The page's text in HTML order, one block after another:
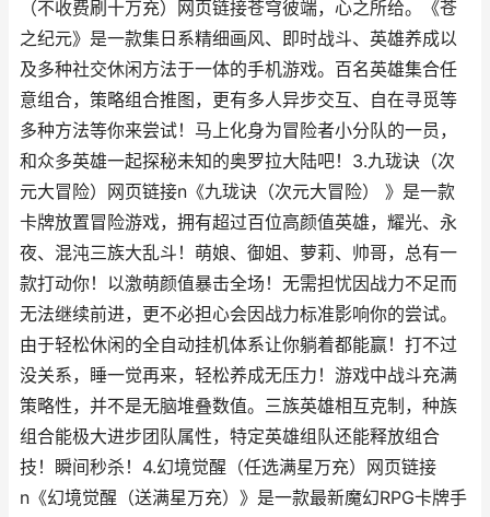
（不收费刷十万充）网页链接苍穹彼端，心之所给。《苍
之纪元》是一款集日系精细画风、即时战斗、英雄养成以
及多种社交休闲方法于一体的手机游戏。百名英雄集合任
意组合，策略组合推图，更有多人异步交互、自在寻觅等
多种方法等你来尝试！马上化身为冒险者小分队的一员，
和众多英雄一起探秘未知的奥罗拉大陆吧！3.九珑诀（次
元大冒险）网页链接n《九珑诀（次元大冒险） 》是一款
卡牌放置冒险游戏，拥有超过百位高颜值英雄，耀光、永
夜、混沌三族大乱斗！萌娘、御姐、萝莉、帅哥，总有一
款打动你！以激萌颜值暴击全场！无需担忧因战力不足而
无法继续前进，更不必担心会因战力标准影响你的尝试。
由于轻松休闲的全自动挂机体系让你躺着都能赢！打不过
没关系，睡一觉再来，轻松养成无压力！游戏中战斗充满
策略性，并不是无脑堆叠数值。三族英雄相互克制，种族
组合能极大进步团队属性，特定英雄组队还能释放组合
技！瞬间秒杀！4.幻境觉醒（任选满星万充）网页链接
n《幻境觉醒（送满星万充）》是一款最新魔幻RPG卡牌手